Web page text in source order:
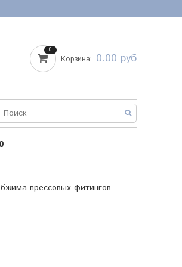
0
Корзина: 0.00 руб
прессовых фитингов